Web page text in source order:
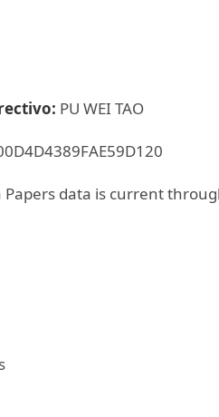
PU WEI TAO
Papers data is current